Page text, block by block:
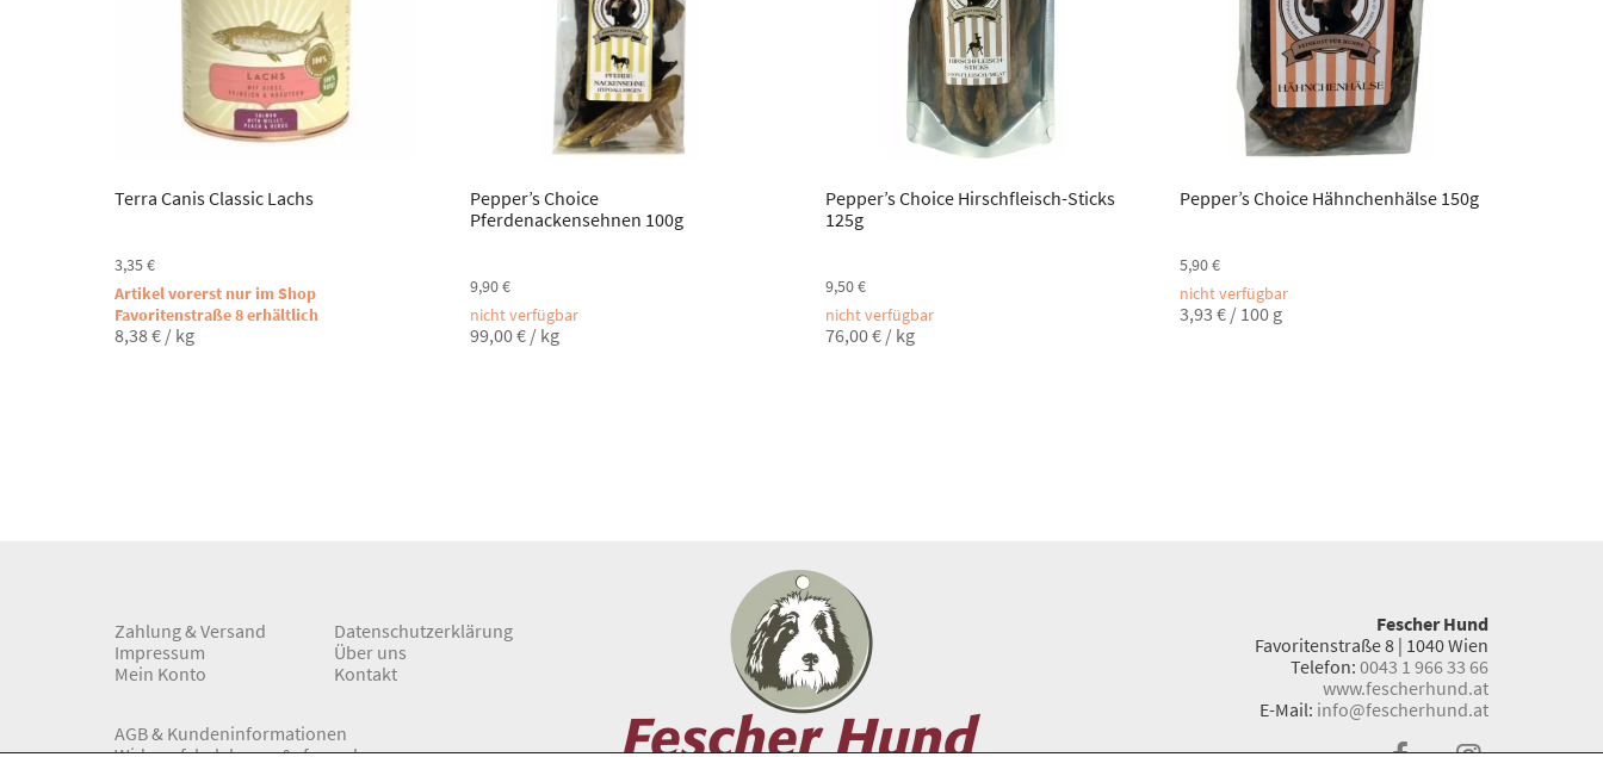
Terra Canis Classic Lachs
3,35€
Artikel vorerst nur im Shop
Favoritenstraße 8 erhältlich
8,38€ / kg
Pepper’s Choice
Pferdenackensehnen 100g
9,90€
nicht verfügbar
99,00€/ kg
Pepper’s Choice Hirschfleisch-Sticks
125g
9,50€
nicht verfügbar
76,00€/ kg
Pepper’s Choice Hähnchenhälse 150g
5,90€
nicht verfügbar
3,93€ / 100 g
Zahlung & Versand
Datenschutzerklärung
Impressum
Über uns
Mein Konto
Kontakt
AGB & Kundeninformationen
Fescher Hund
Favoritenstraße 8 | 1040 Wien
Telefon: 0043 1 966 33 66
www.fescherhund.at
E-Mail: info@fescherhund.at